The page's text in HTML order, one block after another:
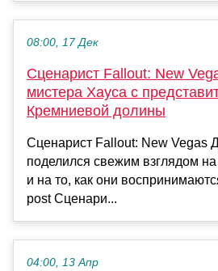
08:00, 17 Дек
Сценарист Fallout: New
мистера Хауса с
Кремниевой долины
Сценарист Fallout: New Vegas
поделился свежим взглядом
и на то, как они
post Сценари...
04:00, 13 Апр